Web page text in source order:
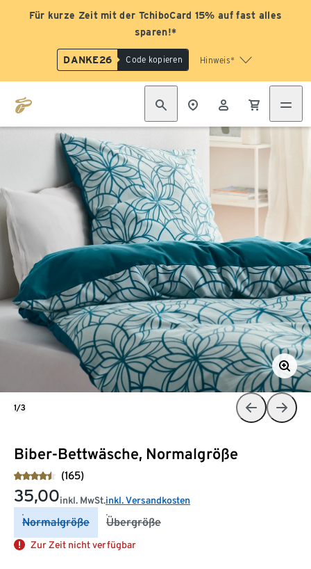
Für kurze Zeit mit der TchiboCard 15% auf fast alles
sparen!*
DANKE26 Code kopieren Hinweis*
Biber-Bettwäsche, Normalgröße
(165)
35,00inkl. MwSt.inkl. Versandkosten
Normalgröße Übergröße
Zur Zeit nicht verfügbar
1/3